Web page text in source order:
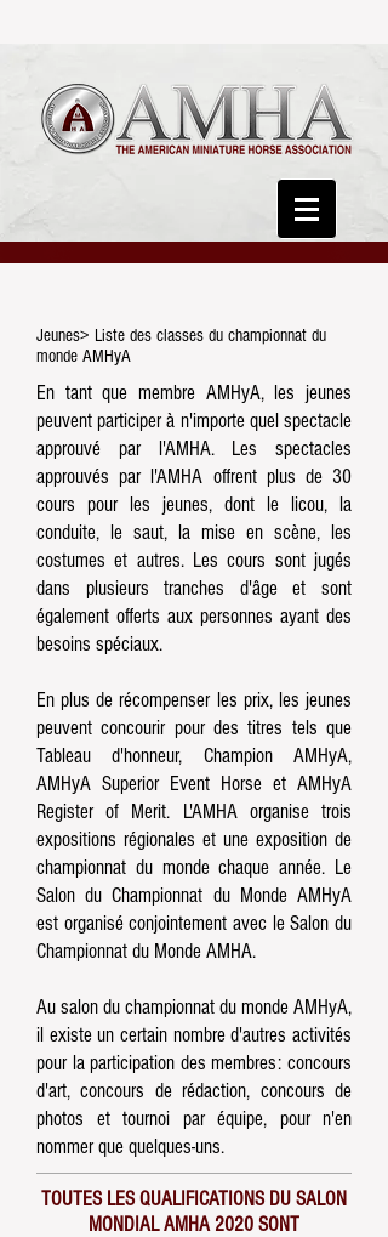
Jeunes> Liste des classes du championnat du
monde AMHyA
En tant que membre AMHyA, les jeunes
peuvent participer à n'importe quel spectacle
approuvé par l'AMHA. Les spectacles
approuvés par l'AMHA offrent plus de 30
cours pour les jeunes, dont le licou, la
conduite, le saut, la mise en scène, les
costumes et autres. Les cours sont jugés
dans plusieurs tranches d'âge et sont
également offerts aux personnes ayant des
besoins spéciaux.
En plus de récompenser les prix, les jeunes
peuvent concourir pour des titres tels que
Tableau d'honneur, Champion AMHyA,
AMHyA Superior Event Horse et AMHyA
Register of Merit. L'AMHA organise trois
expositions régionales et une exposition de
championnat du monde chaque année. Le
Salon du Championnat du Monde AMHyA
est organisé conjointement avec le Salon du
Championnat du Monde AMHA.
Au salon du championnat du monde AMHyA,
il existe un certain nombre d'autres activités
pour la participation des membres: concours
d'art, concours de rédaction, concours de
photos et tournoi par équipe, pour n'en
nommer que quelques-uns.
TOUTES LES QUALIFICATIONS DU SALON
MONDIAL AMHA 2020 SONT